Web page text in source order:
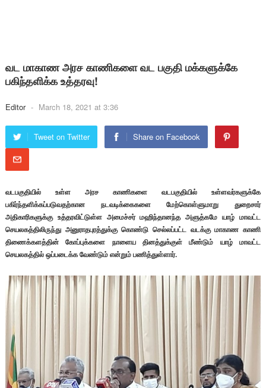
வட மாகாண அரச காணிகளை வட பகுதி மக்களுக்கே
பகிந்தளிக்க உத்தரவு!
Editor - March 18, 2021 at 3:36
Tweet on Twitter Share on Facebook
வடபகுதியில் உள்ள அரச காணிகளை வடபகுதியில் உள்ளவர்களுக்கே
பகிர்ந்தளிக்கப்படுவதற்கான நடவடிக்கைகளை மேற்கொள்ளுமாறு துறைசார்
அதிகாரிகளுக்கு உத்தரவிட்டுள்ள அமைச்சர் மஹிந்தானந்த அளுத்கமே யாழ் மாவட்ட
செயலகத்திலிருந்து அனுராதபுரத்துக்கு கொண்டு செல்லப்பட்ட வடக்கு மாகாண காணி
திணைக்களத்தின் கோப்புக்களை நாளைய தினத்துக்குள் மீண்டும் யாழ் மாவட்ட
செயலகத்தில் ஒப்படைக்க வேண்டும் என்றும் பணித்துள்ளார்.